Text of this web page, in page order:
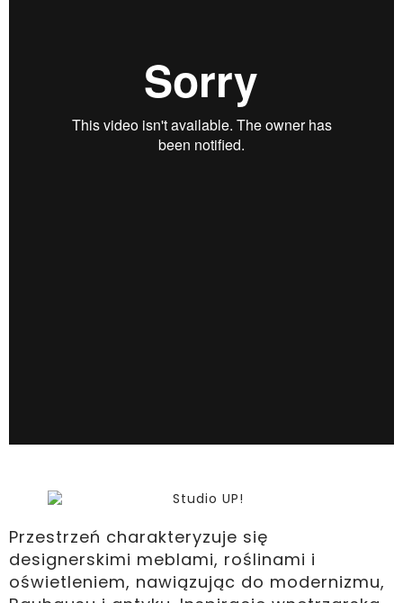
Przestrzeń charakteryzuje się
designerskimi meblami, roślinami i
oświetleniem, nawiązując do modernizmu,